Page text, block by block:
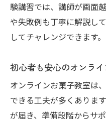
オンラインお菓
季節の果物で楽
オンライン体験
オンラインお菓
験講習では、講師が画面
や失敗例も丁寧に解説し
してチャレンジできます。
初心者も安心のオンラ
オンラインお菓子教室は
できる工夫が多くありま
が届き、準備段階からサ